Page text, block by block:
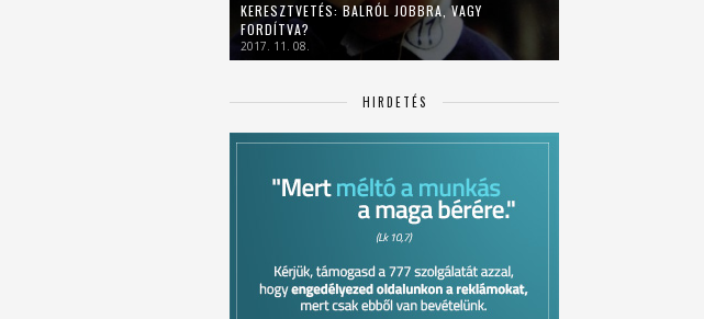
KERESZTVETÉS: BALRÓL JOBBRA, VAGY
FORDÍTVA?
2017. 11. 08.
HIRDETÉS